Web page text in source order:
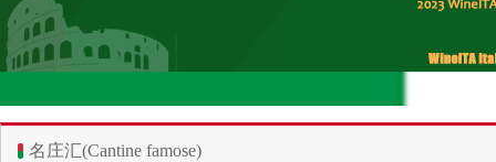
名庄汇(Cantine famose)